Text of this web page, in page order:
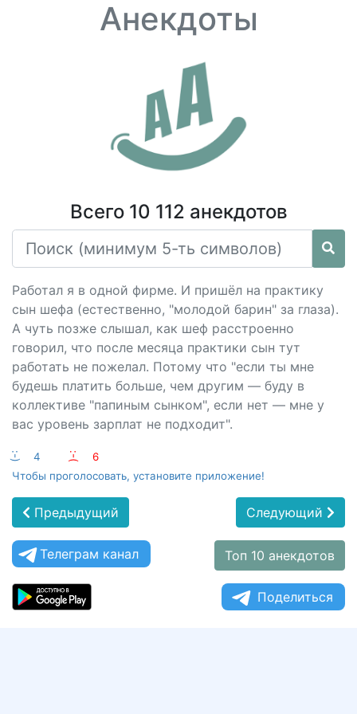
Анекдоты
Всего 10 112 анекдотов
Работал я в одной фирме. И пришёл на практику
сын шефа (естественно, "молодой барин" за глаза).
А чуть позже слышал, как шеф расстроенно
говорил, что после месяца практики сын тут
работать не пожелал. Потому что "если ты мне
будешь платить больше, чем другим — буду в
коллективе "папиным сынком", если нет — мне у
вас уровень зарплат не подходит".
:-) 4 :-(
6
Чтобы проголосовать, установите приложение!
Предыдущий Следующий
Телеграм канал Топ 10 анекдотов
Поделиться